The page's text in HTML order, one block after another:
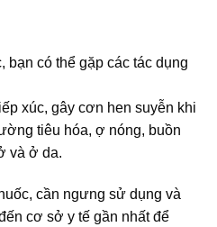
bạn có thể gặp các tác dụng
xúc, gây cơn hen suyễn khi
tiêu hóa, ợ nóng, buồn
và ở da.
cần ngưng sử dụng và
cơ sở y tế gần nhất để